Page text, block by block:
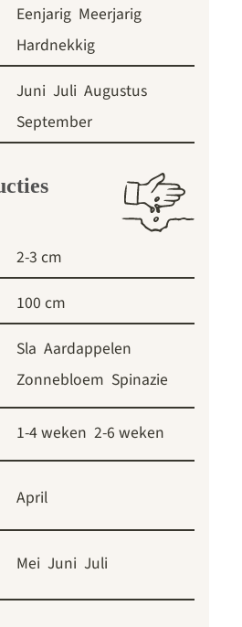
Eenjarig Meerjarig
Hardnekkig
Juni Juli Augustus
September
2-3 cm
100 cm
Sla Aardappelen
Zonnebloem Spinazie
1-4 weken 2-6 weken
April
Mei Juni Juli